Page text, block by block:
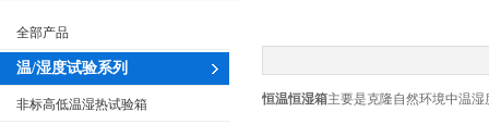
全部产品
温/湿度试验系列
非标高低温湿热试验箱 恒温恒湿箱主要是克隆自然环境中温